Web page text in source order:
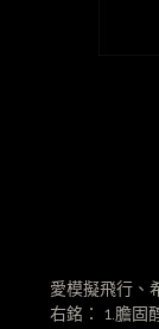
愛模擬飛行、
右銘： 1.膽固